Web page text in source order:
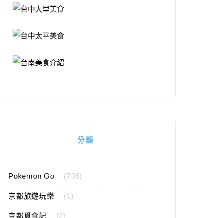
分類
Pokemon Go (736)
京都旅遊玩樂 (1)
京都覓食記 (2)